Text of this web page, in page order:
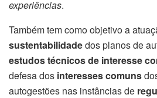
experiências.
Também tem como objetivo a
sustentabilidadedos planos de
estudos técnicos de interesse
defesa dos interesses comuns
autogestões nas instâncias de